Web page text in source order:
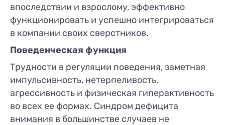
впоследствии и взрослому, эффективно
функционировать и успешно интегрироваться
в компании своих сверстников.
Поведенческая функция
Трудности в регуляции поведения, заметная
импульсивность, нетерпеливость,
агрессивность и физическая гиперактивность
во всех ее формах. Синдром дефицита
внимания в большинстве случаев не